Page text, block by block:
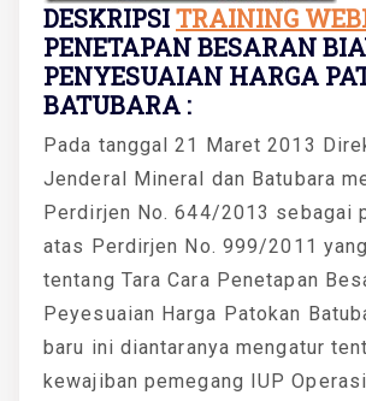
DESKRIPSITRAINING
PENETAPAN BESARAN
PENYESUAIAN HARGA
BATUBARA :
Pada tanggal 21 Maret 2013
Jenderal Mineral dan Batubara
Perdirjen No. 644/2013 sebagai
atas Perdirjen No. 999/2011
tentang Tara Cara Penetapan
Peyesuaian Harga Patokan
baru ini diantaranya mengatur
kewajiban pemegang IUP